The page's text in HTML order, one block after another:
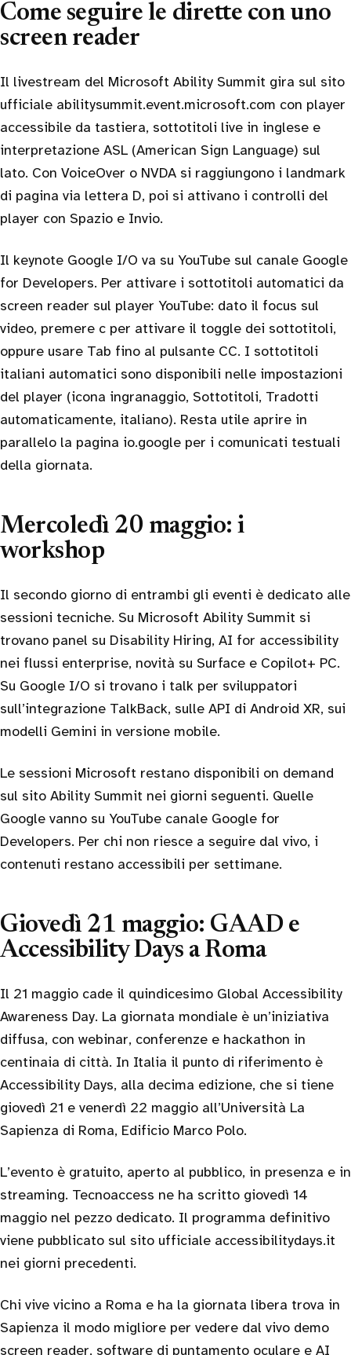
Come seguire le dirette con uno
screen reader
Il livestream del Microsoft Ability Summit gira sul sito
ufficiale abilitysummit.event.microsoft.com con player
accessibile da tastiera, sottotitoli live in inglese e
interpretazione ASL (American Sign Language) sul
lato. Con VoiceOver o NVDA si raggiungono i landmark
di pagina via lettera D, poi si attivano i controlli del
player con Spazio e Invio.
Il keynote Google I/O va su YouTube sul canale Google
for Developers. Per attivare i sottotitoli automatici da
screen reader sul player YouTube: dato il focus sul
video, premere c per attivare il toggle dei sottotitoli,
oppure usare Tab fino al pulsante CC. I sottotitoli
italiani automatici sono disponibili nelle impostazioni
del player (icona ingranaggio, Sottotitoli, Tradotti
automaticamente, italiano). Resta utile aprire in
parallelo la pagina io.google per i comunicati testuali
della giornata.
Mercoledì 20 maggio: i
workshop
Il secondo giorno di entrambi gli eventi è dedicato alle
sessioni tecniche. Su Microsoft Ability Summit si
trovano panel su Disability Hiring, AI for accessibility
nei flussi enterprise, novità su Surface e Copilot+ PC.
Su Google I/O si trovano i talk per sviluppatori
sull’integrazione TalkBack, sulle API di Android XR, sui
modelli Gemini in versione mobile.
Le sessioni Microsoft restano disponibili on demand
sul sito Ability Summit nei giorni seguenti. Quelle
Google vanno su YouTube canale Google for
Developers. Per chi non riesce a seguire dal vivo, i
contenuti restano accessibili per settimane.
Giovedì 21 maggio: GAAD e
Accessibility Days a Roma
Il 21 maggio cade il quindicesimo Global Accessibility
Awareness Day. La giornata mondiale è un’iniziativa
diffusa, con webinar, conferenze e hackathon in
centinaia di città. In Italia il punto di riferimento è
Accessibility Days, alla decima edizione, che si tiene
giovedì 21 e venerdì 22 maggio all’Università La
Sapienza di Roma, Edificio Marco Polo.
L’evento è gratuito, aperto al pubblico, in presenza e in
streaming. Tecnoaccess ne ha scritto giovedì 14
maggio nel pezzo dedicato. Il programma definitivo
viene pubblicato sul sito ufficiale accessibilitydays.it
nei giorni precedenti.
Chi vive vicino a Roma e ha la giornata libera trova in
Sapienza il modo migliore per vedere dal vivo demo
screen reader, software di puntamento oculare e AI